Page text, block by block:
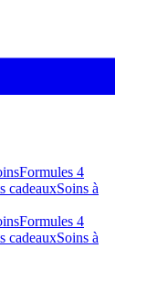
Formules 4
cadeauxSoins à
Formules 4
cadeauxSoins à